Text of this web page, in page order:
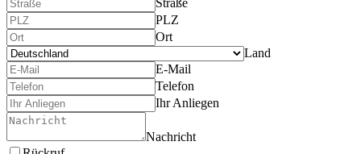
PLZ
Ort
Land
E-Mail
Telefon
Ihr Anliegen
Nachricht